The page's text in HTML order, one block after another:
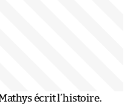
écrit l’histoire.